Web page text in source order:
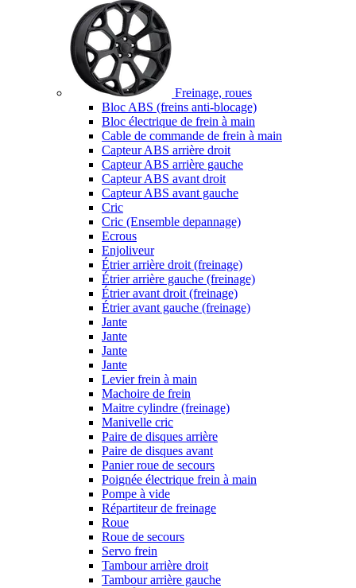
Freinage, roues
Bloc ABS (freins anti-blocage)
Bloc électrique de frein à main
Cable de commande de frein à main
Capteur ABS arrière droit
Capteur ABS arrière gauche
Capteur ABS avant droit
Capteur ABS avant gauche
Cric
Cric (Ensemble depannage)
Ecrous
Enjoliveur
Étrier arrière droit (freinage)
Étrier arrière gauche (freinage)
Étrier avant droit (freinage)
Étrier avant gauche (freinage)
Jante
Jante
Jante
Jante
Levier frein à main
Machoire de frein
Maitre cylindre (freinage)
Manivelle cric
Paire de disques arrière
Paire de disques avant
Panier roue de secours
Poignée électrique frein à main
Pompe à vide
Répartiteur de freinage
Roue
Roue de secours
Servo frein
Tambour arrière droit
Tambour arrière gauche